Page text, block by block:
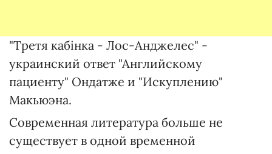
"Третя кабінка - Лос-Анджелес" -
украинский ответ "Английскому
пациенту" Ондатже и "Искуплению"
Макьюэна.
Современная литература больше не
существует в одной временной